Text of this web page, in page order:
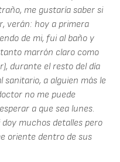
me gustaría saber si
verán: hoy a primera
de mi, fui al baño y
marrón claro como
durante el resto del día
sanitario, a alguien más le
no me puede
a que sea lunes.
muchos detalles pero
oriente dentro de sus